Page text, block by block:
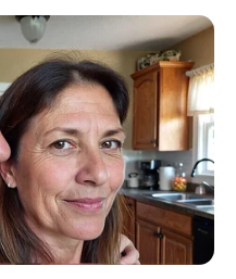
CƏMİYYƏT
bir el məsəlində